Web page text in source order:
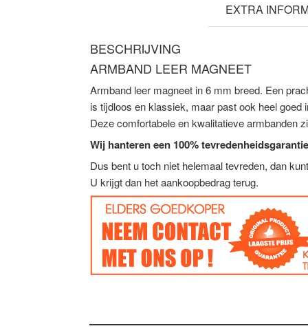
EXTRA
BESCHRIJVING
ARMBAND LEER MAGNEET
Armband leer magneet in 6 mm breed. Een
is tijdloos en klassiek, maar past ook heel goed
Deze comfortabele en kwalitatieve armbanden
Wij hanteren een 100%
Dus bent u toch niet helemaal tevreden, dan
U krijgt dan het aankoopbedrag terug.